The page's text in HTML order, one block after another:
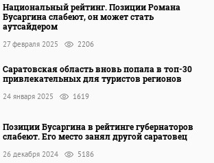
Национальный рейтинг. Позиции Романа
Бусаргина слабеют, он может стать
аутсайдером
27 февраля 2025 2206
Саратовская область вновь попала в топ-30
привлекательных для туристов регионов
24 января 2025 1619
Позиции Бусаргина в рейтинге губернаторов
слабеют. Его место занял другой саратовец
26 декабря 2024 5186